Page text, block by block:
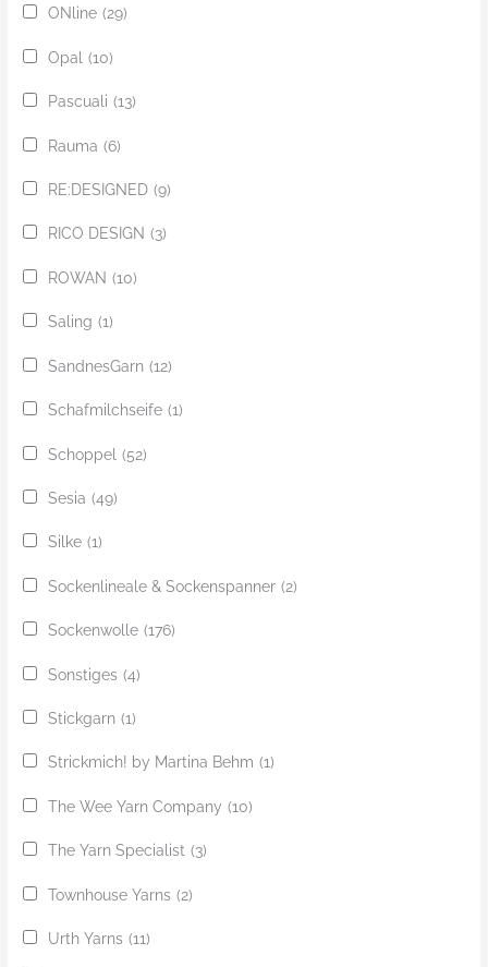
ONline (29)
Opal (10)
Pascuali (13)
Rauma (6)
RE:DESIGNED (9)
RICO DESIGN (3)
ROWAN (10)
Saling (1)
SandnesGarn (12)
Schafmilchseife (1)
Schoppel (52)
Sesia (49)
Silke (1)
Sockenlineale & Sockenspanner (2)
Sockenwolle (176)
Sonstiges (4)
Stickgarn (1)
Strickmich! by Martina Behm (1)
The Wee Yarn Company (10)
The Yarn Specialist (3)
Townhouse Yarns (2)
Urth Yarns (11)